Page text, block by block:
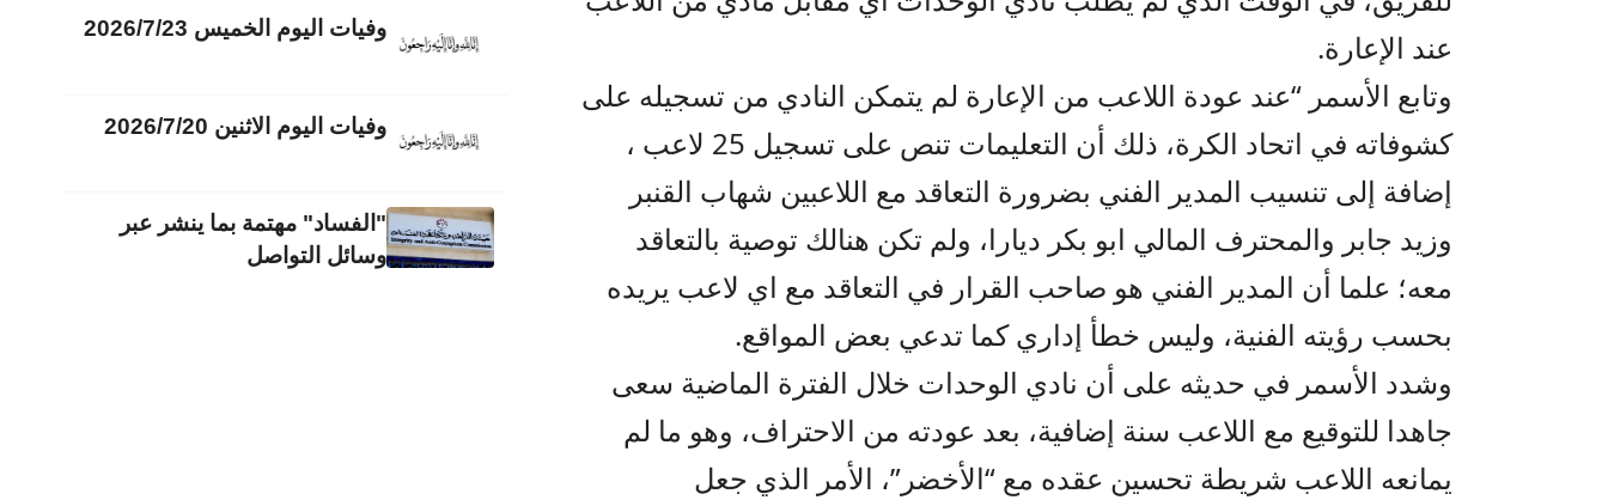
عند الإعارة.
وتابع الأسمر “عند عودة اللاعب من الإعارة لم يتمكن النادي من تسجيله على
كشوفاته في اتحاد الكرة، ذلك أن التعليمات تنص على تسجيل 25 لاعب ،
إضافة إلى تنسيب المدير الفني بضرورة التعاقد مع اللاعبين شهاب القنبر
وزيد جابر والمحترف المالي ابو بكر ديارا، ولم تكن هنالك توصية بالتعاقد
معه؛ علما أن المدير الفني هو صاحب القرار في التعاقد مع اي لاعب يريده
بحسب رؤيته الفنية، وليس خطأ إداري كما تدعي بعض المواقع.
وشدد الأسمر في حديثه على أن نادي الوحدات خلال الفترة الماضية سعى
جاهدا للتوقيع مع اللاعب سنة إضافية، بعد عودته من الاحتراف، وهو ما لم
يمانعه اللاعب شريطة تحسين عقده مع “الأخضر”، الأمر الذي جعل
وفيات اليوم الخميس 2026/7/23
وفيات اليوم الاثنين 2026/7/20
"الفساد" مهتمة بما ينشر عبر
وسائل التواصل